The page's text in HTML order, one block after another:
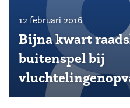
12 februari 2016
Bijna kwart
buitenspel bij